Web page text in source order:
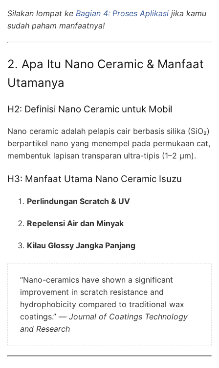
Silakan lompat ke Bagian 4: Proses Aplikasi jika kamu
sudah paham manfaatnya!
2. Apa Itu Nano Ceramic & Manfaat
Utamanya
H2: Definisi Nano Ceramic untuk Mobil
Nano ceramic adalah pelapis cair berbasis silika (SiO₂)
berpartikel nano yang menempel pada permukaan cat,
membentuk lapisan transparan ultra-tipis (1–2 µm).
H3: Manfaat Utama Nano Ceramic Isuzu
Perlindungan Scratch & UV
Repelensi Air dan Minyak
Kilau Glossy Jangka Panjang
“Nano-ceramics have shown a significant
improvement in scratch resistance and
hydrophobicity compared to traditional wax
coatings.” — Journal of Coatings Technology
and Research